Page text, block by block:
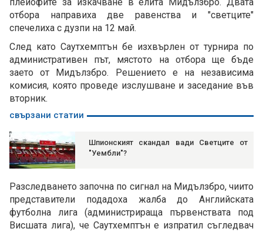
отбора направиха две равенства и "светците"
спечелиха с дузпи на 12 май.
След като Саутхемптън бе изхвърлен от турнира по
административен път, мястото на отбора ще бъде
заето от Мидълзбро. Решението е на независима
комисия, която проведе изслушване и заседание във
вторник.
свързани статии
Шпионският скандал вади Светците от
"Уембли"?
Разследването започна по сигнал на Мидълзбро, чиито
представители подадоха жалба до Английската
футболна лига (администрираща първенствата под
Висшата лига), че Саутхемптън е изпратил съгледвач